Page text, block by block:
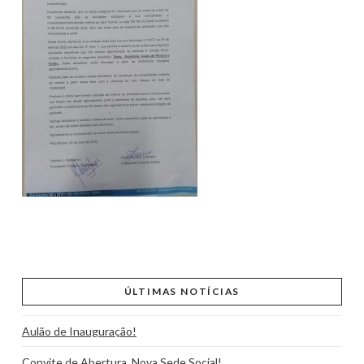
ÚLTIMAS NOTÍCIAS
Aulão de Inauguração!